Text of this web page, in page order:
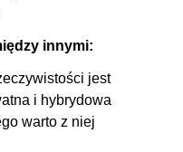
01:38:34
00:00:37
OGLĄDAJ »
00:10:12
innymi:
jest
i hybrydowa
warto z niej